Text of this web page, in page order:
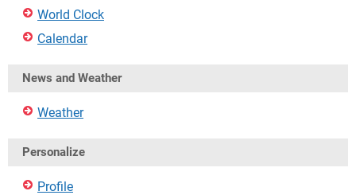
World Clock
Calendar
News and Weather
Weather
Personalize
Profile